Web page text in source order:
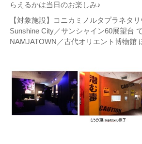
らえるかは当日のお楽しみ♪
【対象施設】コニカミノルタプラネタ
Sunshine City／サンシャイン60展望台
NAMJATOWN／古代オリエント博物館